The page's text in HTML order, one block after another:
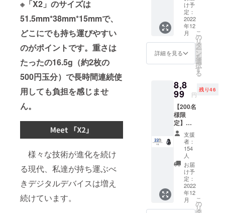
※「X2」のサイズは
51.5mm*38mm*15mmで、
どこにでも持ち運びやすい
のがポイントです。重さは
たったの16.5g（約2枚の
500円玉分）で長時間連続使
用しても負担を感じませ
ん。
様々な技術が進化を続け
る現代、私達が持ち運ぶべ
きデジタルデバイスは増え
続けています。
同、情熱を
持って事業
に取り組ん
でいます。
社名
ボーン
（Earth
Reborn）」
には、「地
球全体の調
和を願う」
という想い
が込められ
ています。
私たちは、
地域社会か
ら世界へと
のでご
購入間
違えな
いよう
にご注
意くだ
さい。
をご購
入頂く
場合、
「X2」
（1台）
のスト
レージ
32GBか
128GB
にアッ
プしま
す。 ※
本リ
ターン
単体で
の購入
は発送
出来か
ねます
のでご
購入間
違えな
いよう
にご注
け予
定：
2022
年12
月
詳細を見る
こ
の
リ
タ
ー
ン
を
選
択
す
る
8,8
99 円
残り46
【200名
様限
定】超
超超早
割
22％OF
「X2」
32GB×
1 ※送料
無料
（日本
国内限
定） 内
支援
者：
154
人
お届
け予
定：
2022
年12
月
こ
の
リ